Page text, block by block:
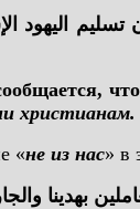
اليهود
«не из нас» в
من العاملين